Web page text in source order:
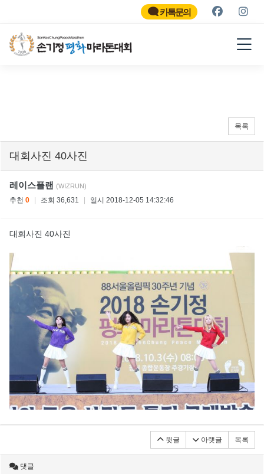
카톡문의
MARATHON
2026
목록
대회사진 40사진
레이스플랜 (WIZRUN)
추천 0 조회 36,631 일시 2018-12-05 14:32:46
대회사진 40사진
윗글 아랫글 목록
댓글